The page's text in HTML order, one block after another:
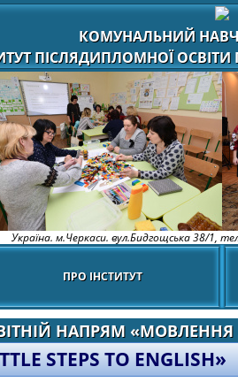
КОМУНАЛЬНИЙ
ПІСЛЯДИПЛОМНОЇ
Україна. м.Черкаси. вул.Бидгощська 38/1,
ПРО ІНСТИТУТ
НАПРЯМ
STEPS TO ENGLISH»